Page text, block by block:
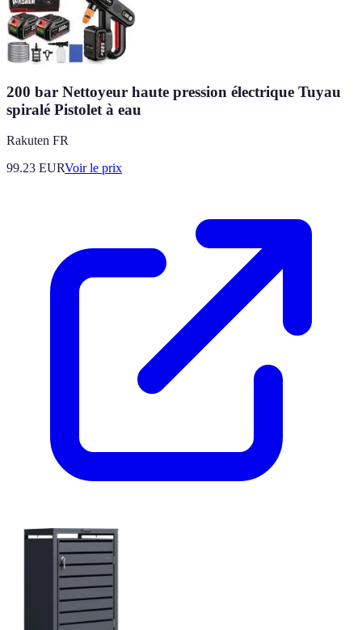
200 bar Nettoyeur haute pression électrique Tuyau
spiralé Pistolet à eau
Rakuten FR
99.23 EURVoir le prix